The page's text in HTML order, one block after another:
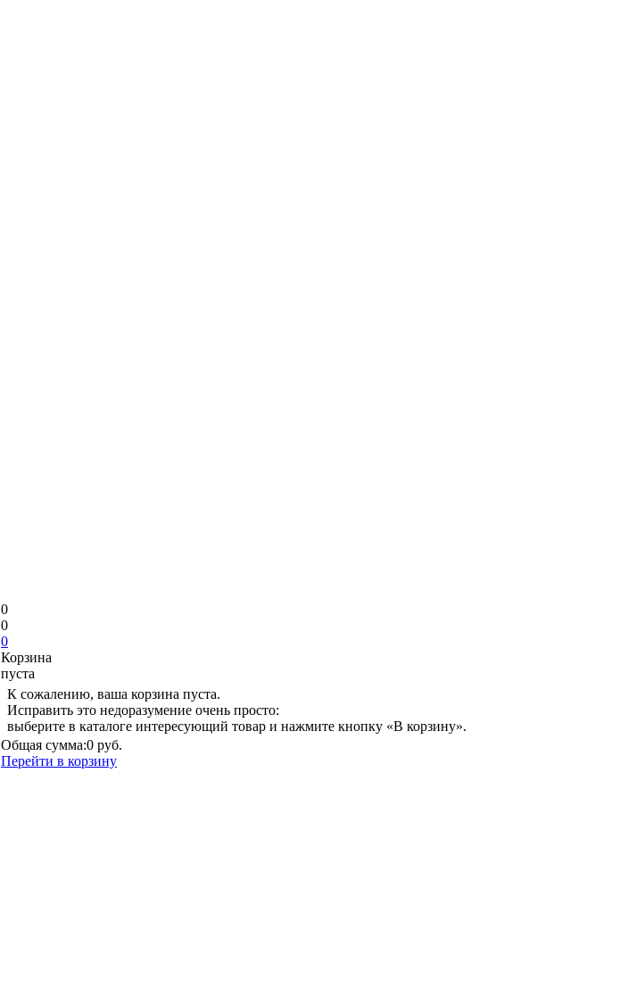
0
0
0
Корзина
пуста
К сожалению, ваша корзина пуста.
Исправить это недоразумение очень просто:
выберите в каталоге интересующий товар и нажмите кнопку «В корзину».
Общая сумма:0 руб.
Перейти в корзину